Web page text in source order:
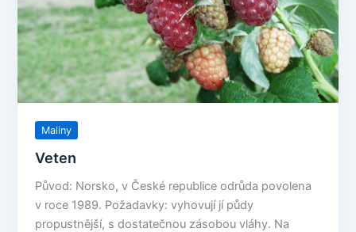
Maliny
Veten
Původ: Norsko, v České republice odrůda povolena
v roce 1989. Požadavky: vyhovují jí půdy
propustnější, s dostatečnou zásobou vláhy. Na